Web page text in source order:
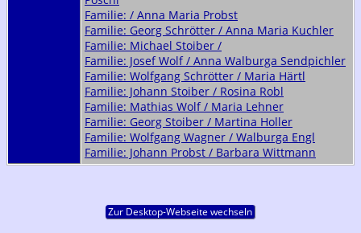
Familie: / Anna Maria Probst
Familie: Georg Schrötter / Anna Maria Kuchler
Familie: Michael Stoiber /
Familie: Josef Wolf / Anna Walburga Sendpichler
Familie: Wolfgang Schrötter / Maria Härtl
Familie: Johann Stoiber / Rosina Robl
Familie: Mathias Wolf / Maria Lehner
Familie: Georg Stoiber / Martina Holler
Familie: Wolfgang Wagner / Walburga Engl
Familie: Johann Probst / Barbara Wittmann
Zur Desktop-Webseite wechseln